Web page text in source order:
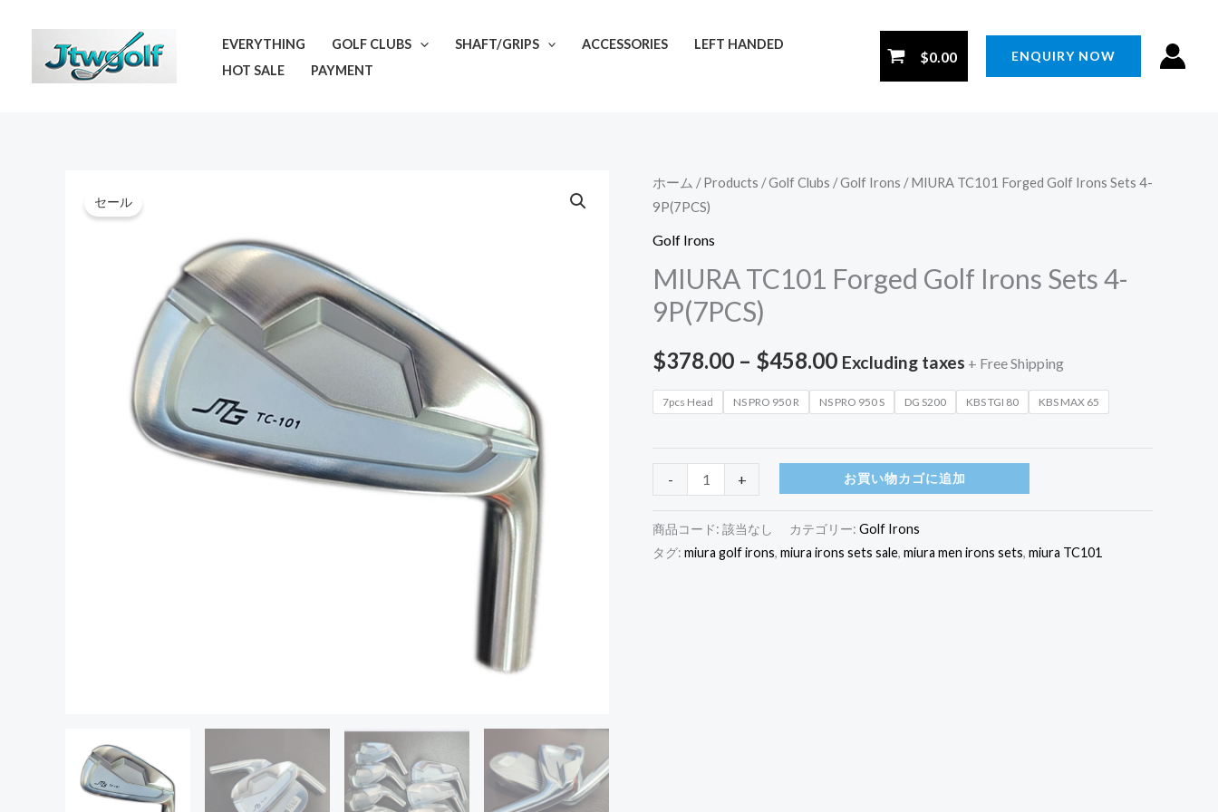
EVERYTHING GOLF CLUBS SHAFT/GRIPS ACCESSORIES
LEFT HANDED
HOT SALE
PAYMENT
$0.00 ENQUIRY NOW
セール
ホーム /Products /Golf Clubs /Golf Irons / MIURA TC101 Forged Golf Irons Sets 4-
9P(7PCS)
Golf Irons
MIURA TC101 Forged Golf Irons Sets 4-
9P(7PCS)
$378.00 – $458.00
価
帯:
$458.00
Excluding taxes + Free Shipping
7pcs Head NS PRO 950 R NS PRO 950 S DG S200 KBS TGI 80 KBS MAX 65
-
MIURA
TC101
Forged
Irons
Sets
9P(7PCS)
個
+ お買い物カゴに追加
商品コード: 該当なし カテゴリー: Golf Irons
タグ: miura golf irons, miura irons sets sale, miura men irons sets, miura TC101